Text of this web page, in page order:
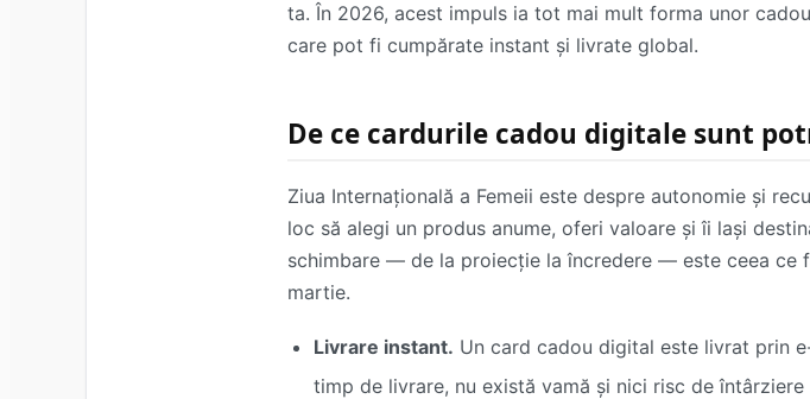
ta. În 2026, acest impuls ia tot mai mult forma unor
care pot fi cumpărate instant și livrate global.
De ce cardurile cadou digitale sunt
Ziua Internațională a Femeii este despre autonomie și
loc să alegi un produs anume, oferi valoare și îi lași
schimbare — de la proiecție la încredere — este ceea ce
martie.
Livrare instant. Un card cadou digital este livrat prin
timp de livrare, nu există vamă și nici risc de